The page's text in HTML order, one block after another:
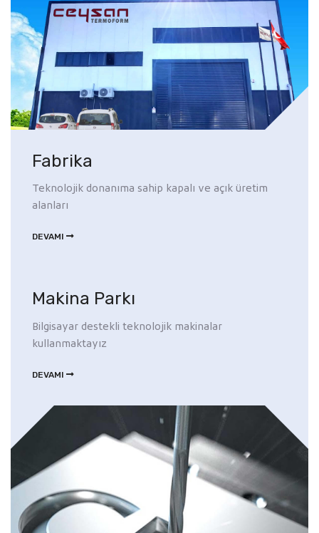
Fabrika
Teknolojik donanıma sahip kapalı ve açık üretim
alanları
DEVAMI
Makina Parkı
Bilgisayar destekli teknolojik makinalar
kullanmaktayız
DEVAMI